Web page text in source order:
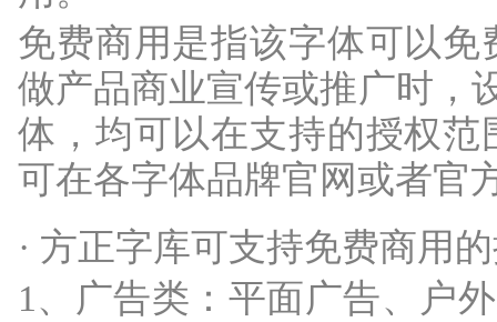
免费商用是指该字体可以
做产品商业宣传或推广时，
体，均可以在支持的授权
可在各字体品牌官网或者官
· 方正字库可支持免费商用
1、广告类：平面广告、户